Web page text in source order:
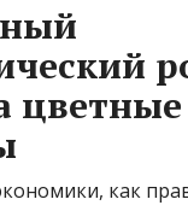
цветные
как